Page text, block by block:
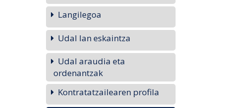
Langilegoa
Udal lan eskaintza
Udal araudia eta
ordenantzak
Kontratatzailearen profila